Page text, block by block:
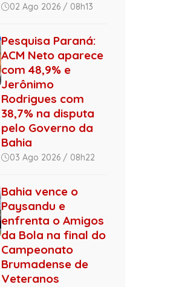
02 Ago 2026 / 08h13
Pesquisa Paraná:
ACM Neto aparece
com 48,9% e
Jerônimo
Rodrigues com
38,7% na disputa
pelo Governo da
Bahia
03 Ago 2026 / 08h22
Bahia vence o
Paysandu e
enfrenta o Amigos
da Bola na final do
Campeonato
Brumadense de
Veteranos